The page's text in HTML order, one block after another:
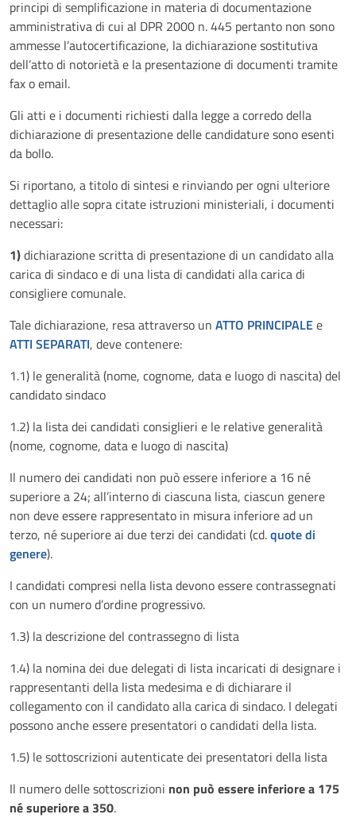
principi di semplificazione in materia di documentazione
amministrativa di cui al DPR 2000 n. 445 pertanto non sono
ammesse l’autocertificazione, la dichiarazione sostitutiva
dell’atto di notorietà e la presentazione di documenti tramite
fax o email.
Gli atti e i documenti richiesti dalla legge a corredo della
dichiarazione di presentazione delle candidature sono esenti
da bollo.
Si riportano, a titolo di sintesi e rinviando per ogni ulteriore
dettaglio alle sopra citate istruzioni ministeriali, i documenti
necessari:
1)dichiarazione scritta di presentazione di un candidato alla
carica di sindaco e di una lista di candidati alla carica di
consigliere comunale.
Tale dichiarazione, resa attraverso un ATTO PRINCIPALEe
ATTI SEPARATI, deve contenere:
1.1) le generalità (nome, cognome, data e luogo di nascita) del
candidato sindaco
1.2) la lista dei candidati consiglieri e le relative generalità
(nome, cognome, data e luogo di nascita)
Il numero dei candidati non può essere inferiore a 16 né
superiore a 24; all’interno di ciascuna lista, ciascun genere
non deve essere rappresentato in misura inferiore ad un
terzo, né superiore ai due terzi dei candidati (cd.quote di
genere).
I candidati compresi nella lista devono essere contrassegnati
con un numero d’ordine progressivo.
1.3) la descrizione del contrassegno di lista
1.4) la nomina dei due delegati di lista incaricati di designare i
rappresentanti della lista medesima e di dichiarare il
collegamento con il candidato alla carica di sindaco. I delegati
possono anche essere presentatori o candidati della lista.
1.5) le sottoscrizioni autenticate dei presentatori della lista
Il numero delle sottoscrizioni non può essere inferiore a 175
né superiore a 350.